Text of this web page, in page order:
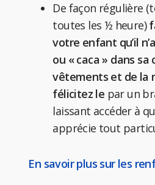
De façon régulière
toutes les ½ heure)
votre enfant qu’il
ou « caca » dans sa
vêtements et de la
félicitez le par un
laissant accéder à
apprécie tout
En savoir plus sur les